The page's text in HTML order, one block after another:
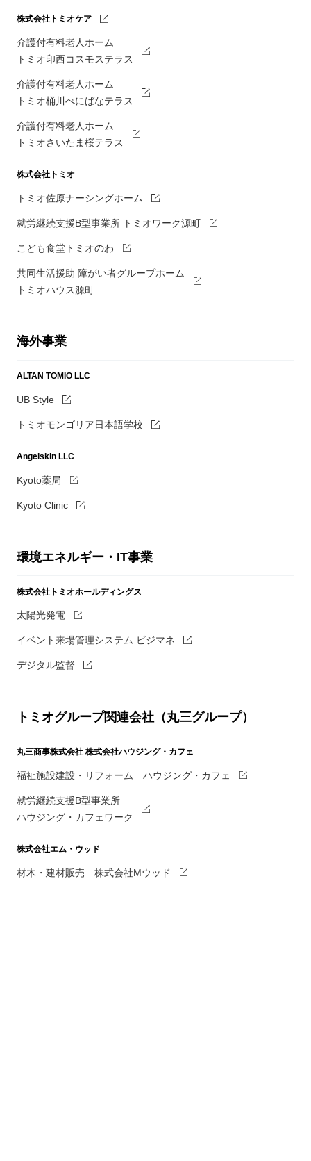
株式会社トミオケア
介護付有料老人ホーム
トミオ印西コスモステラス
介護付有料老人ホーム
トミオ桶川べにばなテラス
介護付有料老人ホーム
トミオさいたま桜テラス
株式会社トミオ
トミオ佐原ナーシングホーム
就労継続支援B型事業所 トミオワーク源町
こども食堂トミオのわ
共同生活援助 障がい者グループホーム
トミオハウス源町
海外事業
ALTAN TOMIO LLC
UB Style
トミオモンゴリア日本語学校
Angelskin LLC
Kyoto薬局
Kyoto Clinic
環境エネルギー・IT事業
株式会社トミオホールディングス
太陽光発電
イベント来場管理システム ビジマネ
デジタル監督
トミオグループ関連会社（丸三グループ）
丸三商事株式会社 株式会社ハウジング・カフェ
福祉施設建設・リフォーム ハウジング・カフェ
就労継続支援B型事業所
ハウジング・カフェワーク
株式会社エム・ウッド
材木・建材販売 株式会社Mウッド